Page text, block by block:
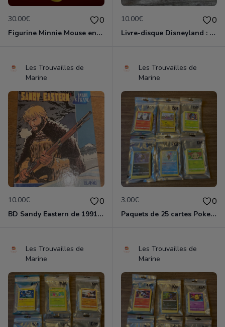
30.00€ 0
Figurine Minnie Mouse en porcelaine de 14 cm de haut marque Disney comme neuve
10.00€ 0
Livre-disque Disneyland : Blanche-Neige et les 7 nains 33 tours 1/3 avec 24 pages en couleurs en bon état
Les Trouvailles de
Marine
10.00€ 0
BD Sandy Eastern de 1991 en tres bon etat
Les Trouvailles de
Marine
3.00€ 0
Paquets de 25 cartes Pokemon etat comme neuf
Les Trouvailles de
Marine
Les Trouvailles de
Marine